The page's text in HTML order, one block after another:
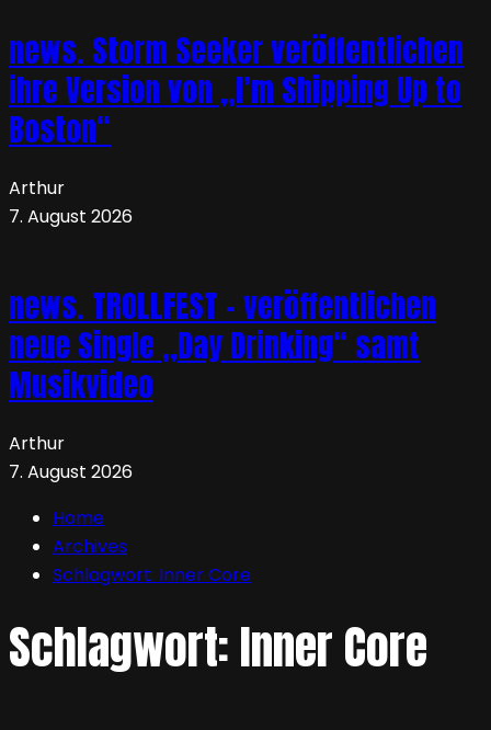
news. Storm Seeker veröffentlichen
ihre Version von „I’m Shipping Up to
Boston“
Arthur
7. August 2026
news. TROLLFEST – veröffentlichen
neue Single „Day Drinking“ samt
Musikvideo
Arthur
7. August 2026
Home
Archives
Schlagwort: Inner Core
Schlagwort:Inner Core